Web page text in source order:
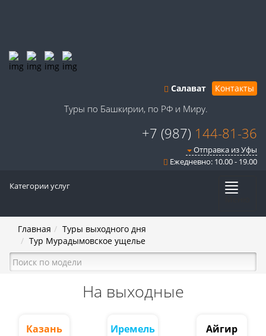
Салават Контакты
Туры по Башкирии, по РФ и Миру.
+7 (987) 144-81-36
Отправка из Уфы
Ежедневно: 10.00 - 19.00
Категории услуг
Главная
Туры выходного дня
Тур Мурадымовское ущелье
На выходные
Казань Иремель Айгир